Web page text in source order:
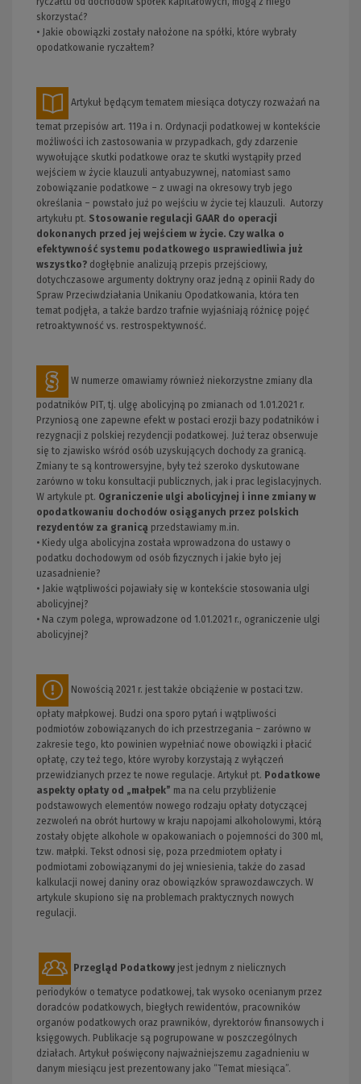
skorzystać?
• Jakie obowiązki zostały nałożone na spółki, które wybrały
opodatkowanie ryczałtem?
Artykuł będącym tematem miesiąca dotyczy rozważań na
temat przepisów art. 119a i n. Ordynacji podatkowej w kontekście
możliwości ich zastosowania w przypadkach, gdy zdarzenie
wywołujące skutki podatkowe oraz te skutki wystąpiły przed
wejściem w życie klauzuli antyabuzywnej, natomiast samo
zobowiązanie podatkowe – z uwagi na okresowy tryb jego
określania – powstało już po wejściu w życie tej klauzuli. Autorzy
artykułu pt. Stosowanie regulacji GAAR do operacji
dokonanych przed jej wejściem w życie. Czy walka o
efektywność systemu podatkowego usprawiedliwia już
wszystko? dogłębnie analizują przepis przejściowy,
dotychczasowe argumenty doktryny oraz jedną z opinii Rady do
Spraw Przeciwdziałania Unikaniu Opodatkowania, która ten
temat podjęła, a także bardzo trafnie wyjaśniają różnicę pojęć
retroaktywność vs. restrospektywność.
W numerze omawiamy również niekorzystne zmiany dla
podatników PIT, tj. ulgę abolicyjną po zmianach od 1.01.2021 r.
Przyniosą one zapewne efekt w postaci erozji bazy podatników i
rezygnacji z polskiej rezydencji podatkowej. Już teraz obserwuje
się to zjawisko wśród osób uzyskujących dochody za granicą.
Zmiany te są kontrowersyjne, były też szeroko dyskutowane
zarówno w toku konsultacji publicznych, jak i prac legislacyjnych.
W artykule pt. Ograniczenie ulgi abolicyjnej i inne zmiany w
opodatkowaniu dochodów osiąganych przez polskich
rezydentów za granicą przedstawiamy m.in.
• Kiedy ulga abolicyjna została wprowadzona do ustawy o
podatku dochodowym od osób fizycznych i jakie było jej
uzasadnienie?
• Jakie wątpliwości pojawiały się w kontekście stosowania ulgi
abolicyjnej?
• Na czym polega, wprowadzone od 1.01.2021 r., ograniczenie ulgi
abolicyjnej?
Nowością 2021 r. jest także obciążenie w postaci tzw.
opłaty małpkowej. Budzi ona sporo pytań i wątpliwości
podmiotów zobowiązanych do ich przestrzegania – zarówno w
zakresie tego, kto powinien wypełniać nowe obowiązki i płacić
opłatę, czy też tego, które wyroby korzystają z wyłączeń
przewidzianych przez te nowe regulacje. Artykuł pt. Podatkowe
aspekty opłaty od „małpek” ma na celu przybliżenie
podstawowych elementów nowego rodzaju opłaty dotyczącej
zezwoleń na obrót hurtowy w kraju napojami alkoholowymi, którą
zostały objęte alkohole w opakowaniach o pojemności do 300 ml,
tzw. małpki. Tekst odnosi się, poza przedmiotem opłaty i
podmiotami zobowiązanymi do jej wniesienia, także do zasad
kalkulacji nowej daniny oraz obowiązków sprawozdawczych. W
artykule skupiono się na problemach praktycznych nowych
regulacji.
Przegląd Podatkowy jest jednym z nielicznych
periodyków o tematyce podatkowej, tak wysoko ocenianym przez
doradców podatkowych, biegłych rewidentów, pracowników
organów podatkowych oraz prawników, dyrektorów finansowych i
księgowych. Publikacje są pogrupowane w poszczególnych
działach. Artykuł poświęcony najważniejszemu zagadnieniu w
danym miesiącu jest prezentowany jako “Temat miesiąca”.